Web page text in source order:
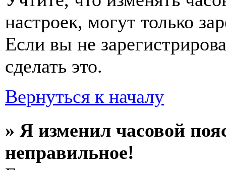
настроек, могут только
Если вы не
сделать это.
Вернуться к началу
» Я изменил часовой
неправильное!